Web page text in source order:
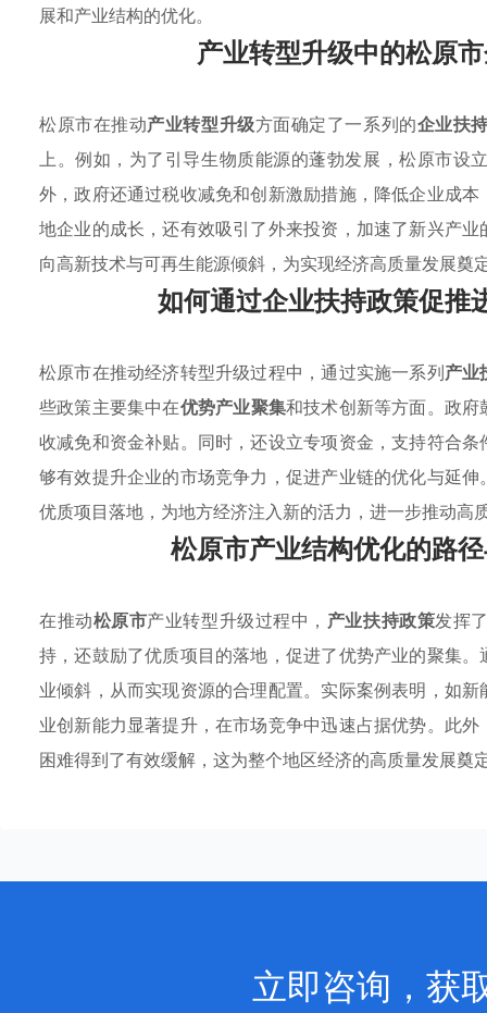
展和产业结构的优化。
产业转型升级中的松原
松原市在推动产业转型升级方面确定了一系列的企业扶
上。例如，为了引导生物质能源的蓬勃发展，松原市设
外，政府还通过税收减免和创新激励措施，降低企业成
地企业的成长，还有效吸引了外来投资，加速了新兴产
向高新技术与可再生能源倾斜，为实现经济高质量发展奠
如何通过企业扶持政策促推
松原市在推动经济转型升级过程中，通过实施一系列产业
些政策主要集中在优势产业聚集和技术创新等方面。政
收减免和资金补贴。同时，还设立专项资金，支持符合
够有效提升企业的市场竞争力，促进产业链的优化与延
优质项目落地，为地方经济注入新的活力，进一步推动高
松原市产业结构优化的路
在推动松原市产业转型升级过程中， 产业扶持政策发挥
持，还鼓励了优质项目的落地，促进了优势产业的聚集
业倾斜，从而实现资源的合理配置。实际案例表明，如
业创新能力显著提升，在市场竞争中迅速占据优势。此
困难得到了有效缓解，这为整个地区经济的高质量发展奠
立即咨询，获